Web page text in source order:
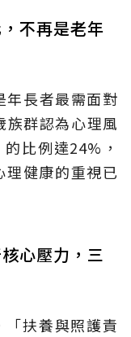
不再是老年
年長者最需面對
族群認為心理風
比例達24%，
健康的重視已
心壓力，三
扶養與照護責